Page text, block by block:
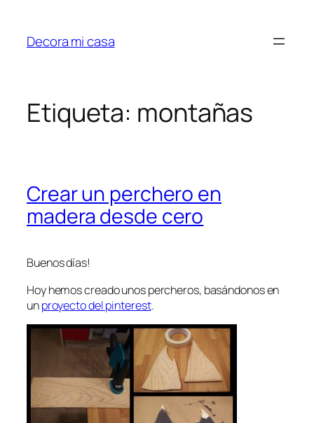
contenido
Decora mi casa
Etiqueta: montañas
Crear un perchero en
madera desde cero
Buenos días!
Hoy hemos creado unos percheros, basándonos en
unproyecto del pinterest.